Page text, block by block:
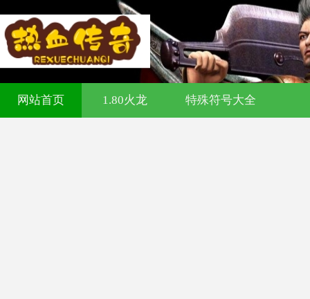
321cq传奇发布网-今日新开传奇私服-
网站首页 1.80火龙 特殊符号大全